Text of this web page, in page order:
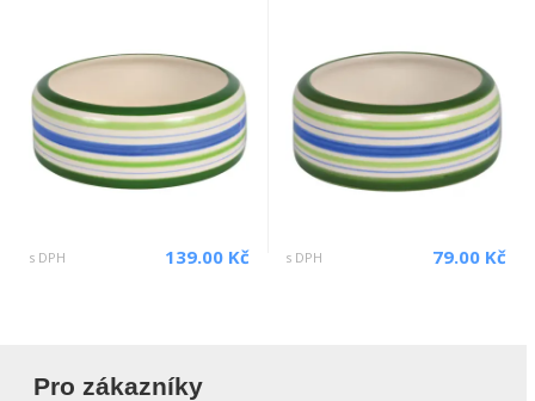
s DPH 139.00 Kč s DPH 79.00 Kč
Pro zákazníky